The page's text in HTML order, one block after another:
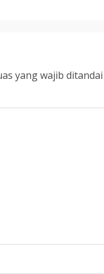
yang wajib ditandai